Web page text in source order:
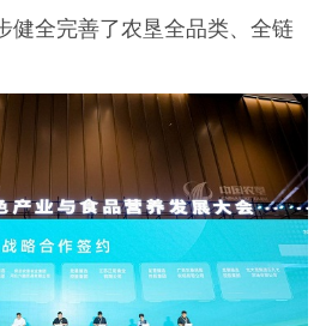
健全完善了农垦全品类、全链